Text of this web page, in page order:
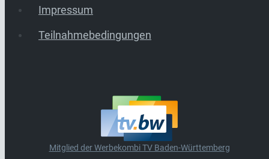
Impressum
Teilnahmebedingungen
Mitglied der Werbekombi TV Baden-Württemberg